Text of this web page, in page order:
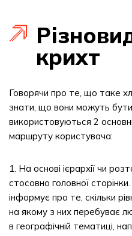
крихт
Говорячи про те, що таке
знати, що вони можуть бути
використовуються 2
маршруту користувача:
1. На основі ієрархії чи
стосовно головної
інформує про те, скільки
на якому з них перебуває
в географічній тематиці,